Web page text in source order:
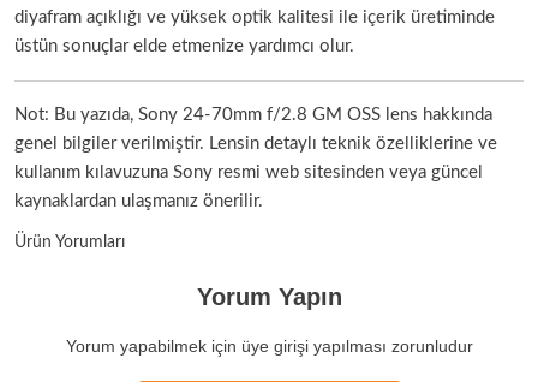
diyafram açıklığı ve yüksek optik kalitesi ile içerik üretiminde
üstün sonuçlar elde etmenize yardımcı olur.
Not: Bu yazıda, Sony 24-70mm f/2.8 GM OSS lens hakkında
genel bilgiler verilmiştir. Lensin detaylı teknik özelliklerine ve
kullanım kılavuzuna Sony resmi web sitesinden veya güncel
kaynaklardan ulaşmanız önerilir.
Ürün Yorumları
Yorum Yapın
Yorum yapabilmek için üye girişi yapılması zorunludur